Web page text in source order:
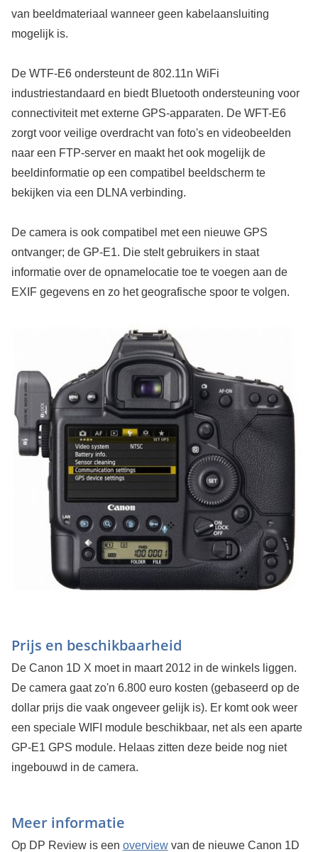
van beeldmateriaal wanneer geen kabelaansluiting
mogelijk is.
De WTF-E6 ondersteunt de 802.11n WiFi
industriestandaard en biedt Bluetooth ondersteuning voor
connectiviteit met externe GPS-apparaten. De WFT-E6
zorgt voor veilige overdracht van foto's en videobeelden
naar een FTP-server en maakt het ook mogelijk de
beeldinformatie op een compatibel beeldscherm te
bekijken via een DLNA verbinding.
De camera is ook compatibel met een nieuwe GPS
ontvanger; de GP-E1. Die stelt gebruikers in staat
informatie over de opnamelocatie toe te voegen aan de
EXIF gegevens en zo het geografische spoor te volgen.
Prijs en beschikbaarheid
De Canon 1D X moet in maart 2012 in de winkels liggen.
De camera gaat zo'n 6.800 euro kosten (gebaseerd op de
dollar prijs die vaak ongeveer gelijk is). Er komt ook weer
een speciale WIFI module beschikbaar, net als een aparte
GP-E1 GPS module. Helaas zitten deze beide nog niet
ingebouwd in de camera.
Meer informatie
Op DP Review is een overviewvan de nieuwe Canon 1D